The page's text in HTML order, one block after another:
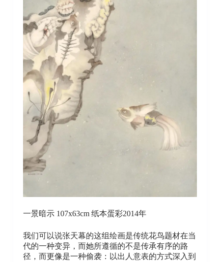
一景暗示 107x63cm 纸本蛋彩2014年
我们可以说张天幕的这组绘画是传统花鸟题材在当
代的一种变异，而她所遵循的不是传承有序的路
径，而更像是一种偷袭：以出人意表的方式深入到